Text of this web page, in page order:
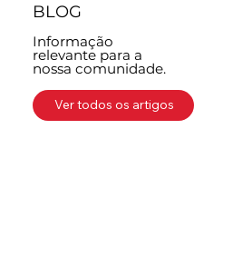
BLOG
Informação
relevante para a
nossa comunidade.
Ver todos os artigos